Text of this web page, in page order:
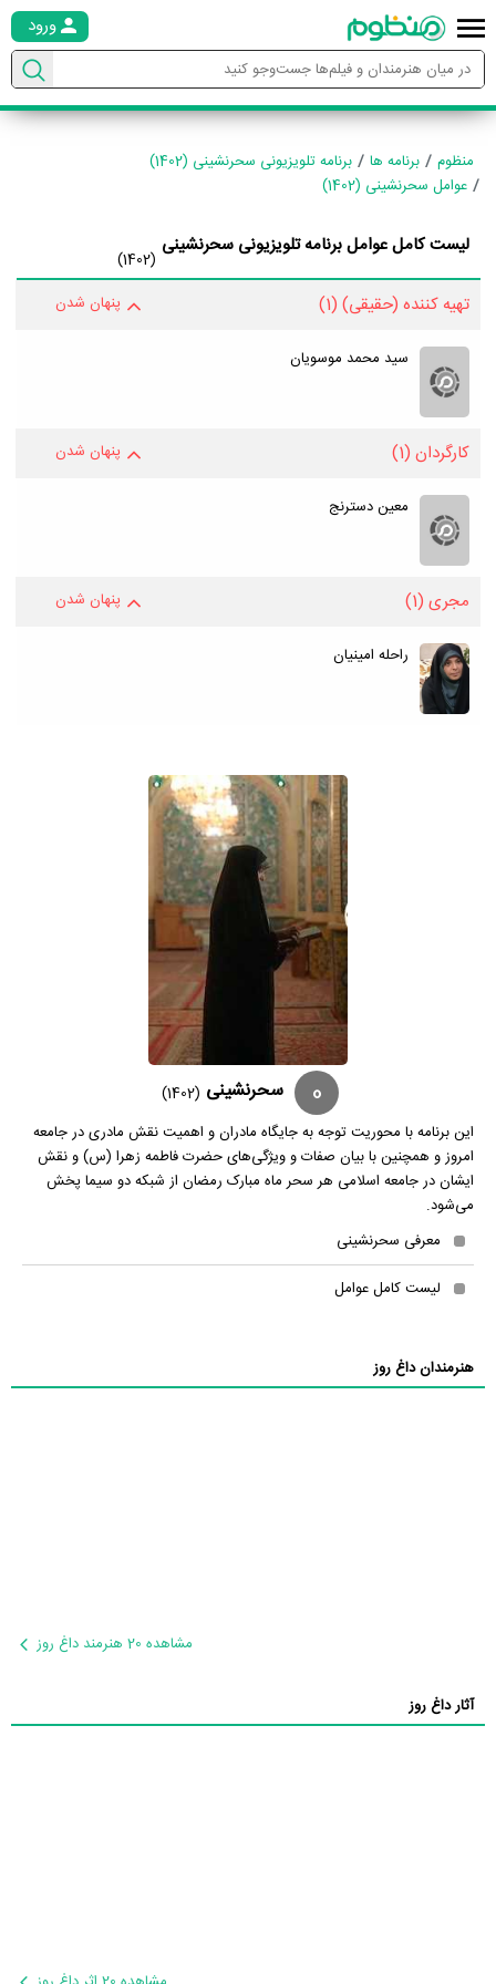
ورود
منظوم برنامه ها
برنامه تلویزیونی سحرنشینی (1402)
عوامل سحرنشینی (1402)
لیست کامل عوامل برنامه تلویزیونی سحرنشینی
(1402)
تهیه کننده (حقیقی) (1) پنهان شدن
سید محمد موسویان
کارگردان (1) پنهان شدن
معین دسترنج
مجری (1) پنهان شدن
راحله امینیان
0 سحرنشینی (1402)
این برنامه با محوریت توجه به جایگاه مادران و اهمیت نقش مادری در جامعه
امروز و همچنین با بیان صفات و ویژگی‌های حضرت فاطمه زهرا (س) و نقش
ایشان در جامعه اسلامی هر سحر ماه مبارک رمضان از شبکه دو سیما پخش
می‌شود.
معرفی سحرنشینی
لیست کامل عوامل
هنرمندان داغ روز
مشاهده 20 هنرمند داغ روز
آثار داغ روز